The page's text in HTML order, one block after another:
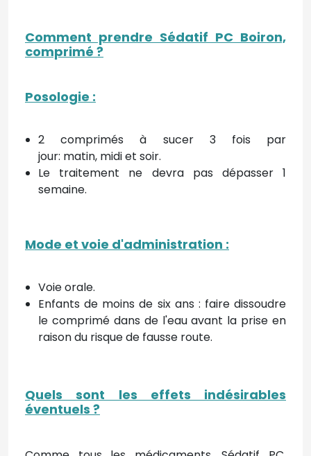
Comment prendre Sédatif PC Boiron,
comprimé ?
Posologie :
2 comprimés à sucer 3 fois par
jour: matin, midi et soir.
Le traitement ne devra pas dépasser 1
semaine.
Mode et voie d'administration :
Voie orale.
Enfants de moins de six ans : faire dissoudre
le comprimé dans de l'eau avant la prise en
raison du risque de fausse route.
Quels sont les effets indésirables
éventuels ?